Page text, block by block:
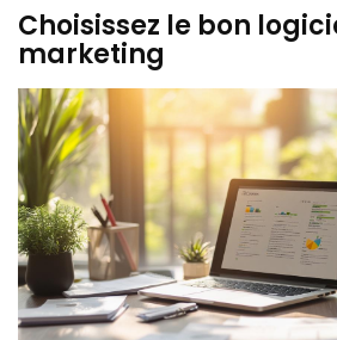
Choisissez le bon
marketing